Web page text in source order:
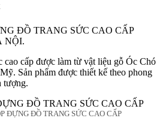
ĐỒ TRANG SỨC CAO CẤP
NỘI.
cao cấp được làm từ vật liệu gỗ Óc Chó
Sản phẩm được thiết kế theo phong
tượng.
ĐỰNG ĐỒ TRANG SỨC CAO CẤP